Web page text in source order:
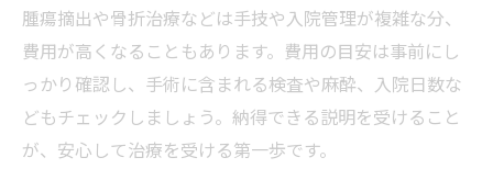
腫瘍摘出や骨折治療などは手技や入院管理が複雑な分、
費用が高くなることもあります。費用の目安は事前にし
っかり確認し、手術に含まれる検査や麻酔、入院日数な
どもチェックしましょう。納得できる説明を受けること
が、安心して治療を受ける第一歩です。